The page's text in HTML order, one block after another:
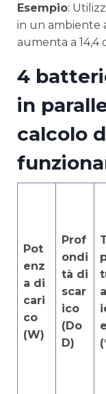
Esempio:
in un ambiente
aumenta a 14,4
4
in
calcolo
Pot
enz
a di
cari
co
(W)
Prof
ondi
tà di
scar
ico
(Do
D)
e